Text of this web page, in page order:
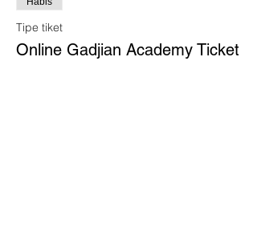
Tipe tiket
Online Gadjian Academy Ticket